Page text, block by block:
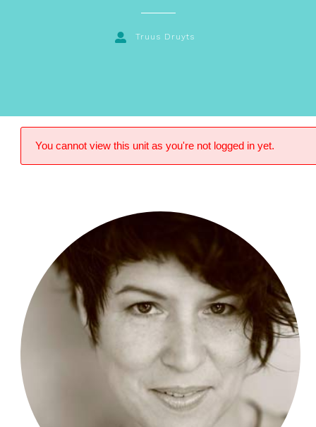
Truus Druyts
You cannot view this unit as you're not logged in yet.